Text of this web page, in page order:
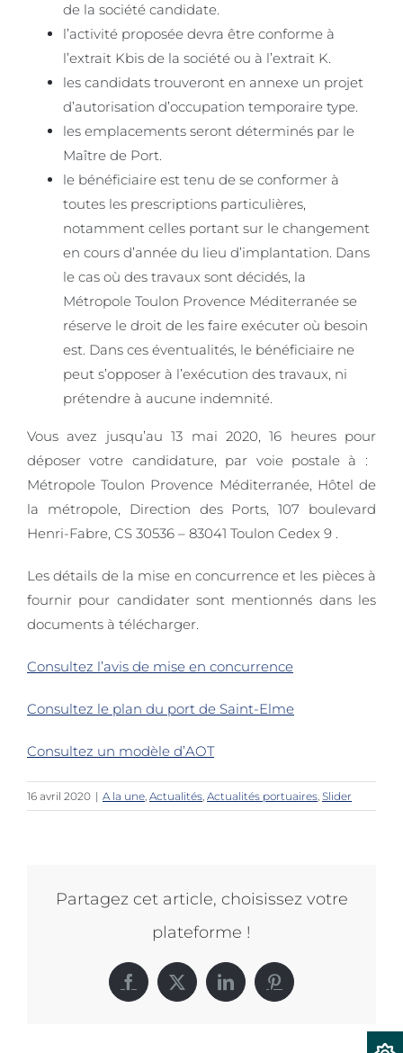
de la société candidate.
l’activité proposée devra être conforme à
l’extrait Kbis de la société ou à l’extrait K.
les candidats trouveront en annexe un projet
d’autorisation d’occupation temporaire type.
les emplacements seront déterminés par le
Maître de Port.
le bénéficiaire est tenu de se conformer à
toutes les prescriptions particulières,
notamment celles portant sur le changement
en cours d’année du lieu d’implantation. Dans
le cas où des travaux sont décidés, la
Métropole Toulon Provence Méditerranée se
réserve le droit de les faire exécuter où besoin
est. Dans ces éventualités, le bénéficiaire ne
peut s’opposer à l’exécution des travaux, ni
prétendre à aucune indemnité.
Vous avez jusqu’au 13 mai 2020, 16 heures pour
déposer votre candidature, par voie postale à : ​
Métropole Toulon Provence Méditerranée, Hôtel de
la métropole, Direction des Ports, 107 boulevard
Henri-Fabre, CS 30536 – 83041 Toulon Cedex 9 .
Les détails de la mise en concurrence et les pièces à
fournir pour candidater sont mentionnés dans les
documents à télécharger.
Consultez l’avis de mise en concurrence
Consultez le plan du port de Saint-Elme
Consultez un modèle d’AOT
16 avril 2020 | A la une, Actualités, Actualités portuaires, Slider
Partagez cet article, choisissez votre
plateforme !
Facebook
X LinkedInPinterest